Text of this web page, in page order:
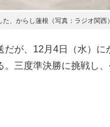
、からし蓮根（写真：ラジオ関西）
が、12月4日（水）
。三度準決勝に挑戦し